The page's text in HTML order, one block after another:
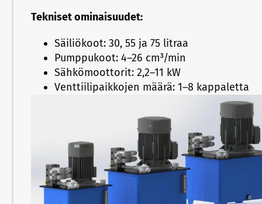
Tekniset ominaisuudet:
Säiliökoot: 30, 55 ja 75 litraa
Pumppukoot: 4–26 cm³/min
Sähkömoottorit: 2,2–11 kW
Venttiilipaikkojen määrä: 1–8 kappaletta